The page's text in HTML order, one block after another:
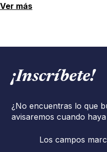
Ver más
¡Inscríbete!
¿No encuentras lo que
avisaremos cuando
Los campos